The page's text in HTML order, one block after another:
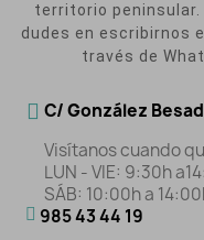
territorio
dudes en escribirnos
través de
C/ González
Visítanos cuando
LUN - VIE: 9:30h
SÁB: 10:00h a
985 43 44 19